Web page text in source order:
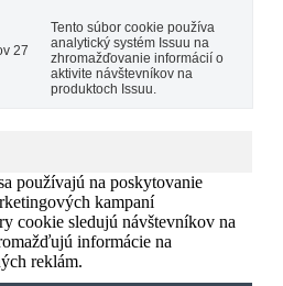
27
Tento súbor cookie používa
analytický systém Issuu na
zhromažďovanie informácií o
aktivite návštevníkov na
produktoch Issuu.
používajú na poskytovanie
kampaní
cookie sledujú návštevníkov na
informácie na
reklám.